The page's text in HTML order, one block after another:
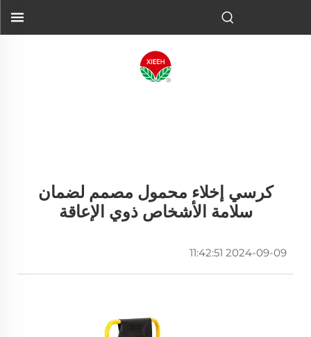
كرسي إخلاء محمول مصمم لضمان
سلامة الأشخاص ذوي الإعاقة
2024-09-09 11:42:51